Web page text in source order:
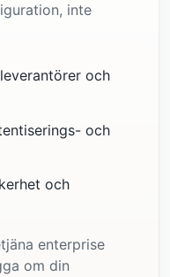
inte
och
och
och
enterprise
om din